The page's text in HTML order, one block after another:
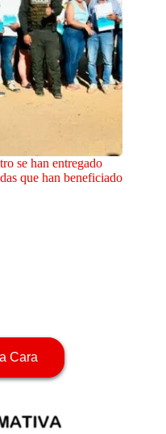
se han entregado
que han beneficiado
Cara